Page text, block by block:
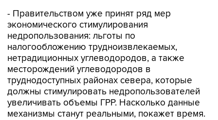
- Правительством уже принят ряд мер
экономического стимулирования
недропользования: льготы по
налогообложению трудноизвлекаемых,
нетрадиционных углеводородов, а также
месторождений углеводородов в
труднодоступных районах севера, которые
должны стимулировать недропользователей
увеличивать объемы ГРР. Насколько данные
механизмы станут реальными, покажет время.